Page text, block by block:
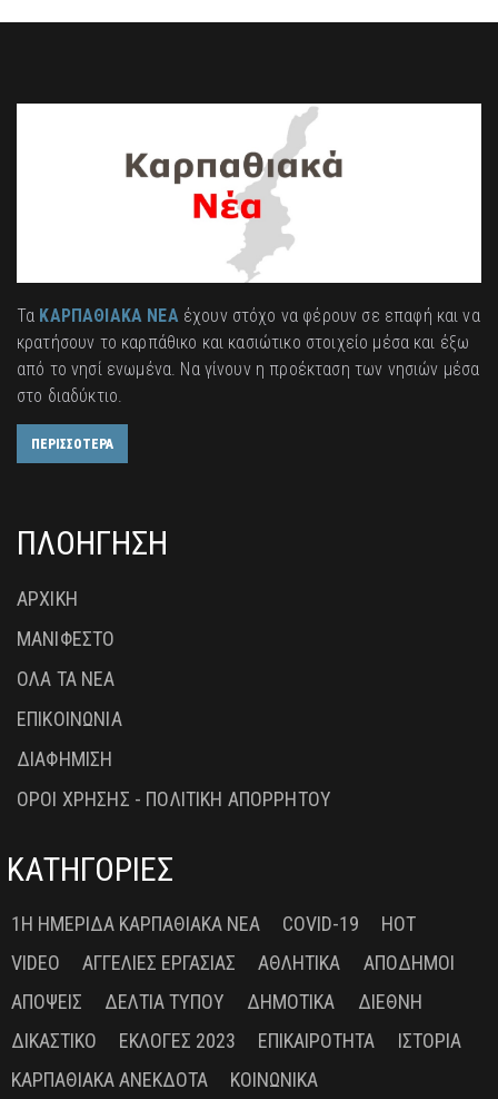
Τα ΚΑΡΠΑΘΙΑΚΑ ΝΕΑέχουν στόχο να φέρουν σε επαφή και να
κρατήσουν το καρπάθικο και κασιώτικο στοιχείο μέσα και έξω
από το νησί ενωμένα. Να γίνουν η προέκταση των νησιών μέσα
στο διαδύκτιο.
ΠΕΡΙΣΣΟΤΕΡΑ
ΠΛΟΗΓΗΣΗ
ΑΡΧΙΚΗ
ΜΑΝΙΦΕΣΤΟ
ΟΛΑ ΤΑ ΝΕΑ
ΕΠΙΚΟΙΝΩΝΙΑ
ΔΙΑΦΗΜΙΣΗ
ΟΡΟΙ ΧΡΗΣΗΣ - ΠΟΛΙΤΙΚΗ ΑΠΟΡΡΗΤΟΥ
ΚΑΤΗΓΟΡΙΕΣ
1Η ΗΜΕΡΊΔΑ ΚΑΡΠΑΘΙΑΚΆ ΝΈΑ COVID-19
HOT
VIDEO
ΑΓΓΕΛΊΕΣ ΕΡΓΑΣΊΑΣ ΑΘΛΗΤΙΚΆ
ΑΠΌΔΗΜΟΙ
ΑΠΌΨΕΙΣ
ΔΕΛΤΊΑ ΤΎΠΟΥ ΔΗΜΟΤΙΚΆ
ΔΙΕΘΝΉ
ΔΙΚΑΣΤΙΚΌ
ΕΚΛΟΓΈΣ 2023 ΕΠΙΚΑΙΡΌΤΗΤΑ
ΙΣΤΟΡΊΑ
ΚΑΡΠΑΘΙΑΚΆ ΑΝΈΚΔΟΤΑ
ΚΟΙΝΩΝΙΚΆ